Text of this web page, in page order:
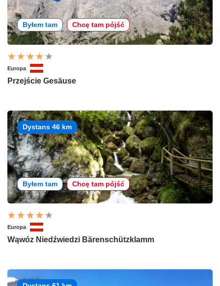
Byłem tam Chcę tam pójść
Europa
Przejście Gesäuse
Dystans 46 km
Byłem tam Chcę tam pójść
Europa
Wąwóz Niedźwiedzi Bärenschützklamm